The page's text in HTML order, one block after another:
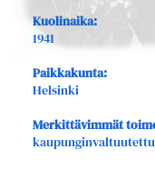
Kuolinaika:
1941
Paikkakunta:
Helsinki
Merkittävimmät
kaupunginvaltuutettu